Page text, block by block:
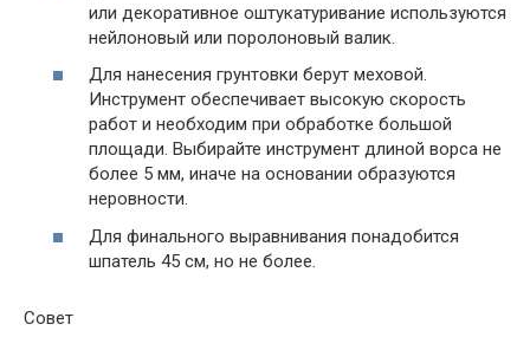
или декоративное оштукатуривание используются
нейлоновый или поролоновый валик.
Для нанесения грунтовки берут меховой.
Инструмент обеспечивает высокую скорость
работ и необходим при обработке большой
площади. Выбирайте инструмент длиной ворса не
более 5 мм, иначе на основании образуются
неровности.
Для финального выравнивания понадобится
шпатель 45 см, но не более.
Совет